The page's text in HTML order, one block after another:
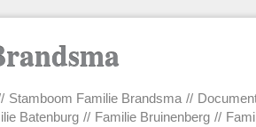
Stamboom Familie Brandsma
Batenburg Familie Bruinenberg